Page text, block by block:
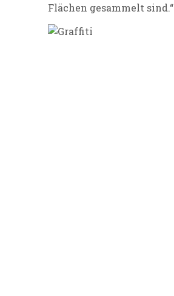
Flächen gesammelt sind.“